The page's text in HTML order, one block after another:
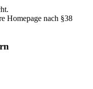
Homepage nach §38